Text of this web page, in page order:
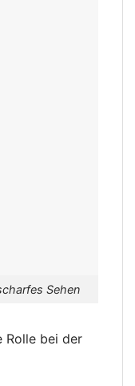
Sehen
Rolle bei der